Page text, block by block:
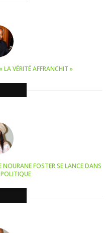
VÉRITÉ AFFRANCHIT »
FOSTER SE LANCE DANS